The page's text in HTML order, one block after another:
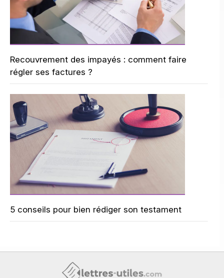
Recouvrement des impayés : comment faire
régler ses factures ?
5 conseils pour bien rédiger son testament